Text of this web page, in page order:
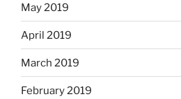
May 2019
April 2019
March 2019
February 2019